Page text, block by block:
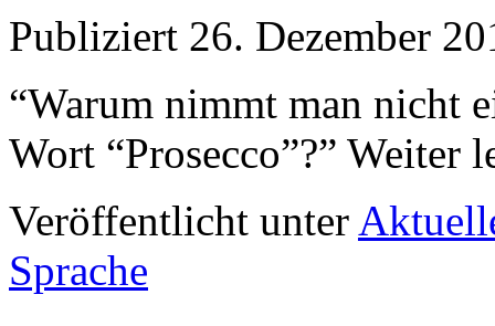
Publiziert 26. Dezember
“Warum nimmt man nicht
Wort “Prosecco”?” Weiter
Veröffentlicht unter
Sprache